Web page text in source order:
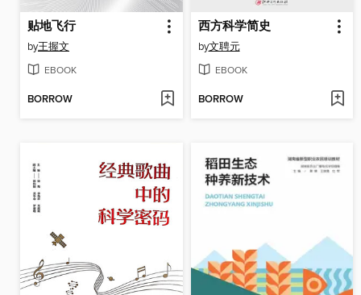
贴地飞行
by王握文
EBOOK
BORROW
西方科学简史
by文聘元
EBOOK
BORROW